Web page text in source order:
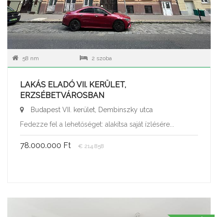
58 nm 2 szoba
LAKÁS ELADÓ VII. KERÜLET,
ERZSÉBETVÁROSBAN
Budapest VII. kerület, Dembinszky utca
Fedezze fel a lehetőséget: alakítsa saját ízlésére...
78.000.000 Ft € 214.858